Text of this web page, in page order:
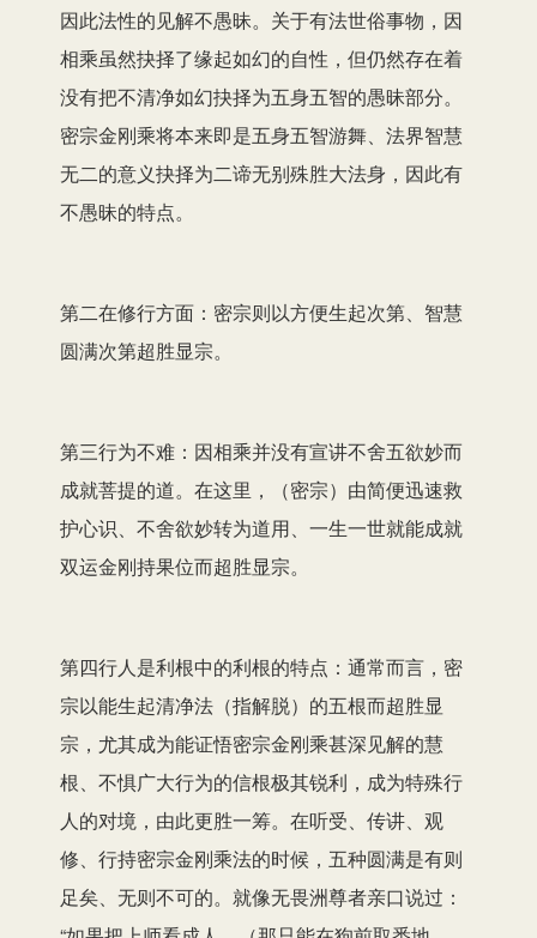
因此法性的见解不愚昧。关于有法世俗事物，因
相乘虽然抉择了缘起如幻的自性，但仍然存在着
没有把不清净如幻抉择为五身五智的愚昧部分。
密宗金刚乘将本来即是五身五智游舞、法界智慧
无二的意义抉择为二谛无别殊胜大法身，因此有
不愚昧的特点。
第二在修行方面：密宗则以方便生起次第、智慧
圆满次第超胜显宗。
第三行为不难：因相乘并没有宣讲不舍五欲妙而
成就菩提的道。在这里，（密宗）由简便迅速救
护心识、不舍欲妙转为道用、一生一世就能成就
双运金刚持果位而超胜显宗。
第四行人是利根中的利根的特点：通常而言，密
宗以能生起清净法（指解脱）的五根而超胜显
宗，尤其成为能证悟密宗金刚乘甚深见解的慧
根、不惧广大行为的信根极其锐利，成为特殊行
人的对境，由此更胜一筹。在听受、传讲、观
修、行持密宗金刚乘法的时候，五种圆满是有则
足矣、无则不可的。就像无畏洲尊者亲口说过：